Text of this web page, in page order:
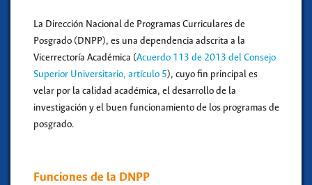
La Dirección Nacional de Programas Curriculares de
Posgrado (DNPP), es una dependencia adscrita a la
Vicerrectoría Académica (Acuerdo 113 de 2013 del Consejo
Superior Universitario, artículo 5), cuyo fin principal es
velar por la calidad académica, el desarrollo de la
investigación y el buen funcionamiento de los programas de
posgrado.
Funciones de la DNPP